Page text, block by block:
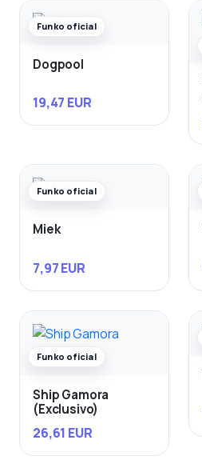
Funko oficial
Dogpool
19,47 EUR
Funko oficial
Miek
7,97 EUR
Funko oficial
Ship Gamora
(Exclusivo)
26,61 EUR